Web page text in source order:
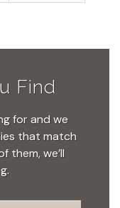
Find
for and we
that match
them, we’ll